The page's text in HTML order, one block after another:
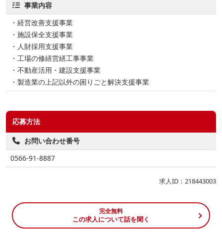
事業内容
・経営改善支援事業
・施設保全支援事業
・人財採用支援事業
・工場の修繕営繕工事事業
・不動産活用・建設支援事業
・製造業の上記以外の困りごと解決支援事業
応募方法
お問い合わせ番号
0566-91-8887
求人ID：218443003
完全無料
この求人について話を聞く